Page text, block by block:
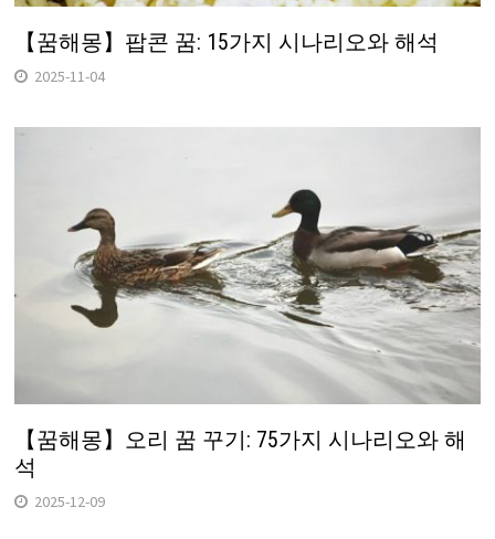
【꿈해몽】팝콘 꿈: 15가지 시나리오와 해석
2025-11-04
【꿈해몽】오리 꿈 꾸기: 75가지 시나리오와 해
석
2025-12-09